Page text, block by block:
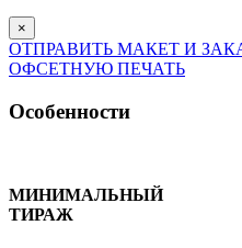
×
ОТПРАВИТЬ МАКЕТ И
ОФСЕТНУЮ ПЕЧАТЬ
Особенности
МИНИМАЛЬНЫЙ
ТИРАЖ